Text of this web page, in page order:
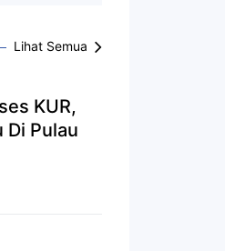
Lihat Semua
KUR,
Di Pulau